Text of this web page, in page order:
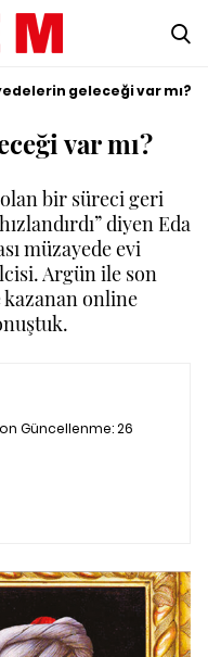
geleceği var mı?
var mı?
bir süreci geri
diyen Eda
müzayede evi
Argün ile son
online
Güncellenme:26